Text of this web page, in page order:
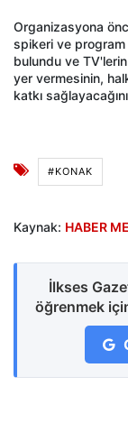
Organizasyona
spikeri ve program
bulundu ve
yer vermesinin,
katkı
#KONAK
Kaynak: HABER
İlkses
öğrenmek